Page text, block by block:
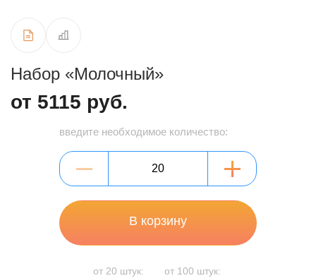
Набор «Молочный»
от 5115 руб.
введите необходимое количество:
В корзину
от 20 штук: от 100 штук: